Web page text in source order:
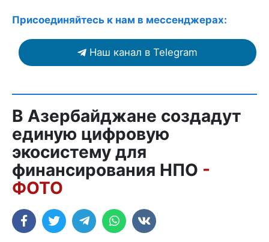
Присоединяйтесь к нам в мессенджерах:
Наш канал в Telegram
В Азербайджане создадут
единую цифровую
экосистему для
финансирования НПО -
ФОТО